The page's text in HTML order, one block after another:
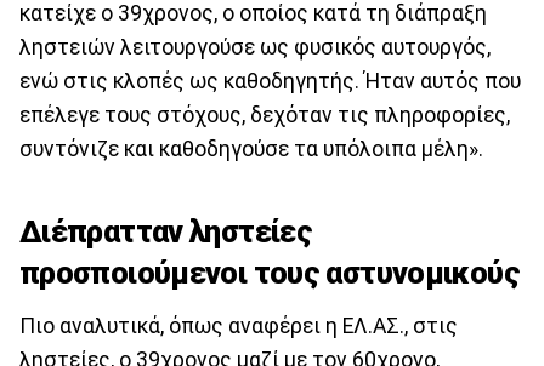
κατείχε ο 39χρονος, ο οποίος κατά τη διάπραξη
ληστειών λειτουργούσε ως φυσικός αυτουργός,
ενώ στις κλοπές ως καθοδηγητής. Ήταν αυτός που
επέλεγε τους στόχους, δεχόταν τις πληροφορίες,
συντόνιζε και καθοδηγούσε τα υπόλοιπα μέλη».
Διέπρατταν ληστείες
προσποιούμενοι τους αστυνομικούς
Πιο αναλυτικά, όπως αναφέρει η ΕΛ.ΑΣ., στις
ληστείες, ο 39χρονος μαζί με τον 60χρονο,